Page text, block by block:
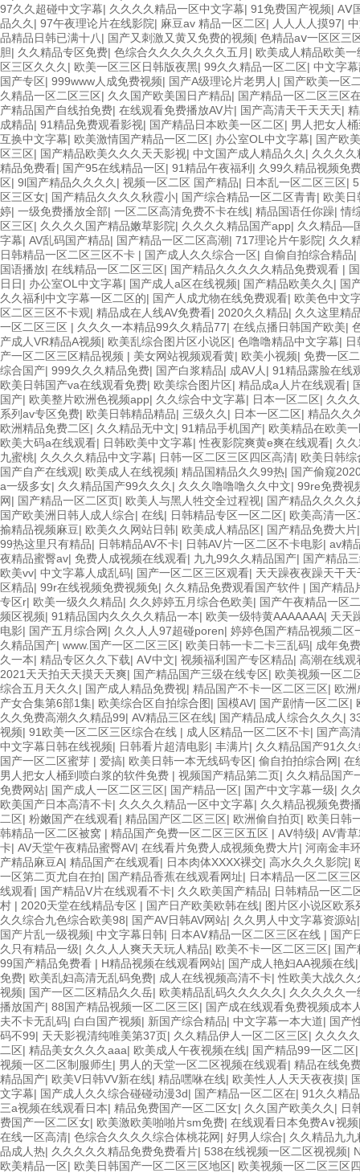
97久久超碰中文字幕| 久久久久精品一区中文字幕| 91免费国产视频| AⅤ
品久久 | 97午夜理论片在线影院| 麻豆av 精品一区二区| 人人人人摸97|
品精品日韩已满十八| 国产又刺激又黄又免费的视频| 色精品aⅴ一区区三
胆| 久久精品专区免费| 色综合久久久久久久久五月 | 欧美成人精品欧美一
区三区久久久 | 欧美一区三区日韩版夜黑| 99久久精品一区二区| 中文字
国产专区| 999www人成免费视频| 国产A级理论片老男人 | 国产欧美一区
久精品一区二区三区| 久久国产欧美国日产精品| 国产精品一区二区三区
产精品国产自线拍免费| 在线观看免费播放AV片| 国产高清天干天天天|
成精品| 91精品免费观看影视| 国产精品日本欧美一区二区| 男人把女人
互换中文字幕| 欧美激情国产精品一区二区| 办公室OL中文字幕| 国产欧
区三区| 国产精品欧美久久久天天影视| 中文国产成人精品久久 | 久久久
精品免费看| 国产95在线精品一区| 91精品午夜福利 | 久99久精品视频免
区| 9l国产精品久久久久 | 视频一区二区 国产精品| 日本乱一区二区三区|
区三区女| 国产精品久久久久秋霞小| 国产综合精品一区二区青青| 欧美日
婷| 一级免费播放全部| 一区二区高清免费不卡在线| 精品国语任你躁|情
区三区| 久久久久国产精品嫩草影院| 久久久久精品国产app| 久久精品—
字幕| AV乱码国产精品| 国产精品一区二区高潮| 717理论片午影院| 久久
日韩精品一区二区三区不卡 | 国产成人久久综合一区| 自偷自拍综合精品|
国语播放| 在线精品一区二区三区| 国产精品久久久久久精品免费观看 |
日日| 办公室OL中文字幕| 国产成人a区在线视频| 国产精品欧美久久 | 国
久久福利中文字幕一区二区的| 国产人成尤物在线免费观看| 欧美色中文
区二区三区不卡观| 精品成在人线AV免费看| 2020久久精品| 久久这里精
一区二区三区 | 久久久一本精品99久久精品77| 在线点播日韩国产欧美|
产成人VR精品A视频| 欧美乱综合图片区小说区| 色噜噜精品中文字幕|
产一区二区三区精品视频 | 美女网站视频观看黄| 欧美小视频| 免费一区
综合国产| 999久久久精品免费| 国产白浆精品| 成AV人 | 91精品露脸在线
欧美日韩国产va在线观看免费| 欧美综合图片区| 精品成a人片在线观看|
国产| 欧美整片欧洲色视频app| 久久综合中文字幕| 日本一区二区| 久久
系列av专区免费| 欧美日韩精品精品| 三级久久 | 日本一区二区| 精品久久
欧洲精品免费二区| 久久精品无中文| 91精品手机国产| 欧美精品在欧美
欧美大码a在线观看| 日韩欧美中文字幕|性夜影院爽黄e爽在线观看| 久
九蜜桃| 久久久久精品中文字幕| 日韩一区二区三区四区高清| 欧美日韩
国产自产在线观| 欧美成人在线视频| 精品国精品久久99热| 国产偷窥
a一级多女| 久久精品国产99久久久 | 久久久噜噜噜久久中文| 99re免费视
网| 国产精品一区二区页| 欧美人与黑人牲交全过程视| 国产精品久久久久
国产欧美洲日韩人成人综合| 在线| 日韩精品专区一区二区| 欧美高清一区
揄精品视频麻豆| 欧美久久网站日韩| 欧美成人精品区| 国产精品免费大片
99热这里只有精品| 日韩精品AV不卡| 日韩AV片一区二区不卡电影| av精
夜精品蜜臀av| 免费人成视频在线观看| 九九99久久精品国产| 国产精品
欧美vv| 中文字幕人成乱码| 国产一区二区三区观看| 天天躁夜夜躁天干
区精品| 99r在线视频免费视频免| 久久精品免费观看国产软件 | 国产精品
专区r| 欧美一级久久精品| 久久婷婷五月综合色欧美| 国产午夜精品一区
频区视频| 91精品国内久久久久精品一本| 欧美一级特黄AAAAAAA| 天天
电影| 国产五月综合网| 久久人人97超碰poren| 婷婷色国产精品视频二区
久精品国产| www.国产一区二区三区| 欧美日韩一卡二卡三乱码| 成年免
久一本| 精品专区久久下载| AⅤ中文| 视频福利国产专区精品| 高潮在线观
2021天天拍天天摸天天爽| 国产精品国产三级在线专区| 欧美视频一区二
综合五月天久久 | 国产成人精品免费视| 精品国产不卡一区二区三区| 欧洲
产女合集第6部1集| 欧美综合区自拍综合图| 国模AV| 国产剧情一区二区|
久久免费高潮久久精品99| AV精品三区在线| 国产精品成人综合久久久 |
视频| 91欧美一区二区三区综合在线 | 成人区精品一区二区不卡| 国产高
中文字幕日韩在线视频| 日韩看片超清电影| 丰满片| 久久精品国产91久
国产一区二区蜜芽 | 爱搞| 欧美日韩一本无线码专区| 偷自拍拍综合网| 在
男人把女人桶到喷白浆的软件免费 | 视频国产精品第二页| 久久精品国产
免费网站| 国产成人一区二区三区| 国产精品一区| 国产中文字幕一级| 久
欧美国产日本高清不卡| 久久久久精品一区中文字幕| 久久精品视频免费
二区| 粉嫩国产在线观看| 精品国产区二区三区| 欧洲偷自拍页| 欧美日韩
韩精品一区二区被窝 | 精品国产免费一区二区三区五区 | AⅤ特级| AV青
卡| AV天堂午夜精品蜜臀AV| 在线看片免费人成视频免费大片| 河南金丰
产精品麻豆A| 精品国产在线观看| 日本肉体XXXX裸交| 高水久久久影院|
一区第二页尤自在拍| 国产精品香蕉在线观看网址| 日本精品一区二区三
线观看| 国产精品V片在线观看不卡| 久久欧美国产精品| 日韩精品一区二
村 | 2020天堂在线精品专区 | 国产日产欧美欧韩在线| 图片区小说区欧系
久久综合九色综合欧美98| 国产AV日韩AV网站| 久久男人中文字幕资源站
国产片乱一级视频| 中文字幕日韩| 日本AⅤ精品一区二区三区在线 | 国产
久只有精品一级| 久久人人爽天天玩人精品| 欧美不卡一区二区三区| 国
99国产精品免费看 | H精品视频在线观看网站| 国产成人艳妇AA视频在线
免费| 欧美乱妇高清无乱码免费| 成人在线视频高清不卡|性欧美大战久久
视频| 国产一区二区精品久久岳| 欧美精品乱码久久久久久 | 久久久久久
播放国产| 88国产精品视频一区二区三区| 国产成在线观看免费视频成本
夫不卡无乱码| 白白国产视频| 新国产综合精品| 中文字幕一本大道| 国产
码不99| 天天影视清纯唯美第37页| 久久精品伊人一区二区三区| 久久久
二区| 精品美女久久久aaa| 欧美成人午夜视频在线| 国产精品99一区二区
视频一区二区制服师生| 男人的天堂一区二区视频在线观看| 精品在线免
精品国产| 欧美V日韩VV新在线| 精品嘿咻在线| 欧美性人人天天夜夜摸|
文字幕| 国产成人久久综合碰碰动漫3d| 国产精品一区二区在| 91久久精
三a视频在线观看日本| 精品免费国产一区二区女| 久久国产欧美久久 | 日
费国产一区二区女| 欧美激欧美啪啪片sm免费| 在线观看日本免费A∨视频
在线一区高清| 色综合久久久久综合体桃花网| 好男人综合| 久久精品九九
品成人热| 久久久久久精品免费免费看片| 538在线视频一区二区视视频|
欧美精品一区| 欧美日韩国产一区二区三区地区| 欧美视频一区二区三区